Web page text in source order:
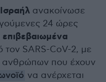
Ισραήλ ανακοίνωσε
24 ώρες
SARS-CoV-2, με
ανθρώπων που έχουν
να ανέρχεται